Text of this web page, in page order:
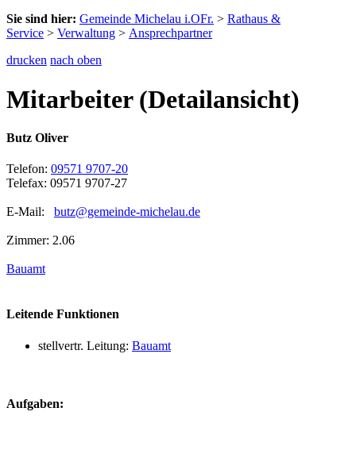
Sie sind hier: Gemeinde Michelau i.OFr. > Rathaus &
Service > Verwaltung > Ansprechpartner
drucken nach oben
Mitarbeiter (Detailansicht)
Butz Oliver
Telefon: 09571 9707-20
Telefax: 09571 9707-27
E-Mail: butz@gemeinde-michelau.de
Zimmer: 2.06
Bauamt
Leitende Funktionen
stellvertr. Leitung: Bauamt
Aufgaben: